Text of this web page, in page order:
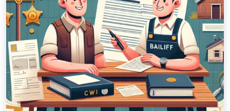
Tłumaczenia /24 grudnia 2024
Czy warto skorzystać z usług